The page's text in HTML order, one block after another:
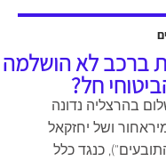
עו"ד שלמה ברקוביץ'
פסק הדין ניתן על ידי
בו סוגיות מהותיות בנוגע
תאונות עבודה,
ה
ברכב לא הושלמה
חל?
בהרצליה נדונה
ושל יחזקאל
כנגד כלל